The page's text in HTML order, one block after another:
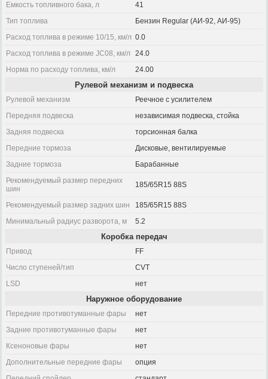
Емкость топливного бака, л
41
Тип топлива
Бензин Regular (АИ-92, АИ-95)
Расход топлива в режиме 10/15, км/л 0.0
Расход топлива в режиме JC08, км/л
24.0
Норма по расходу топлива, км/л
24.00
Рулевой механизм и подвеска
Рулевой механизм
Реечное с усилителем
Передняя подвеска
независимая подвеска, стойка
Задняя подвеска
торсионная балка
Передние тормоза
Дисковые, вентилируемые
Задние тормоза
Барабанные
Рекомендуемый размер передних
шин
185/65R15 88S
Рекомендуемый размер задних шин
185/65R15 88S
Минимальный радиус разворота, м
5.2
Коробка передач
Привод
FF
Число ступеней/тип
CVT
LSD
нет
Наружное оборудование
Передние противотуманные фары
нет
Задние противотуманные фары
нет
Ксеноновые фары
нет
Дополнительные передние фары
опция